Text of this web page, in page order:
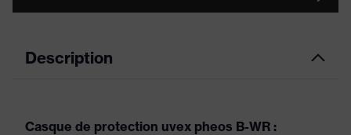
Description
Casque de protection uvex pheos B-WR :